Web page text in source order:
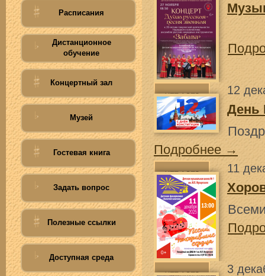
Расписания
Дистанционное
обучение
Концертный зал
Музей
Гостевая книга
Задать вопрос
Полезные ссылки
Доступная среда
12
День
Подробнее →
11
3